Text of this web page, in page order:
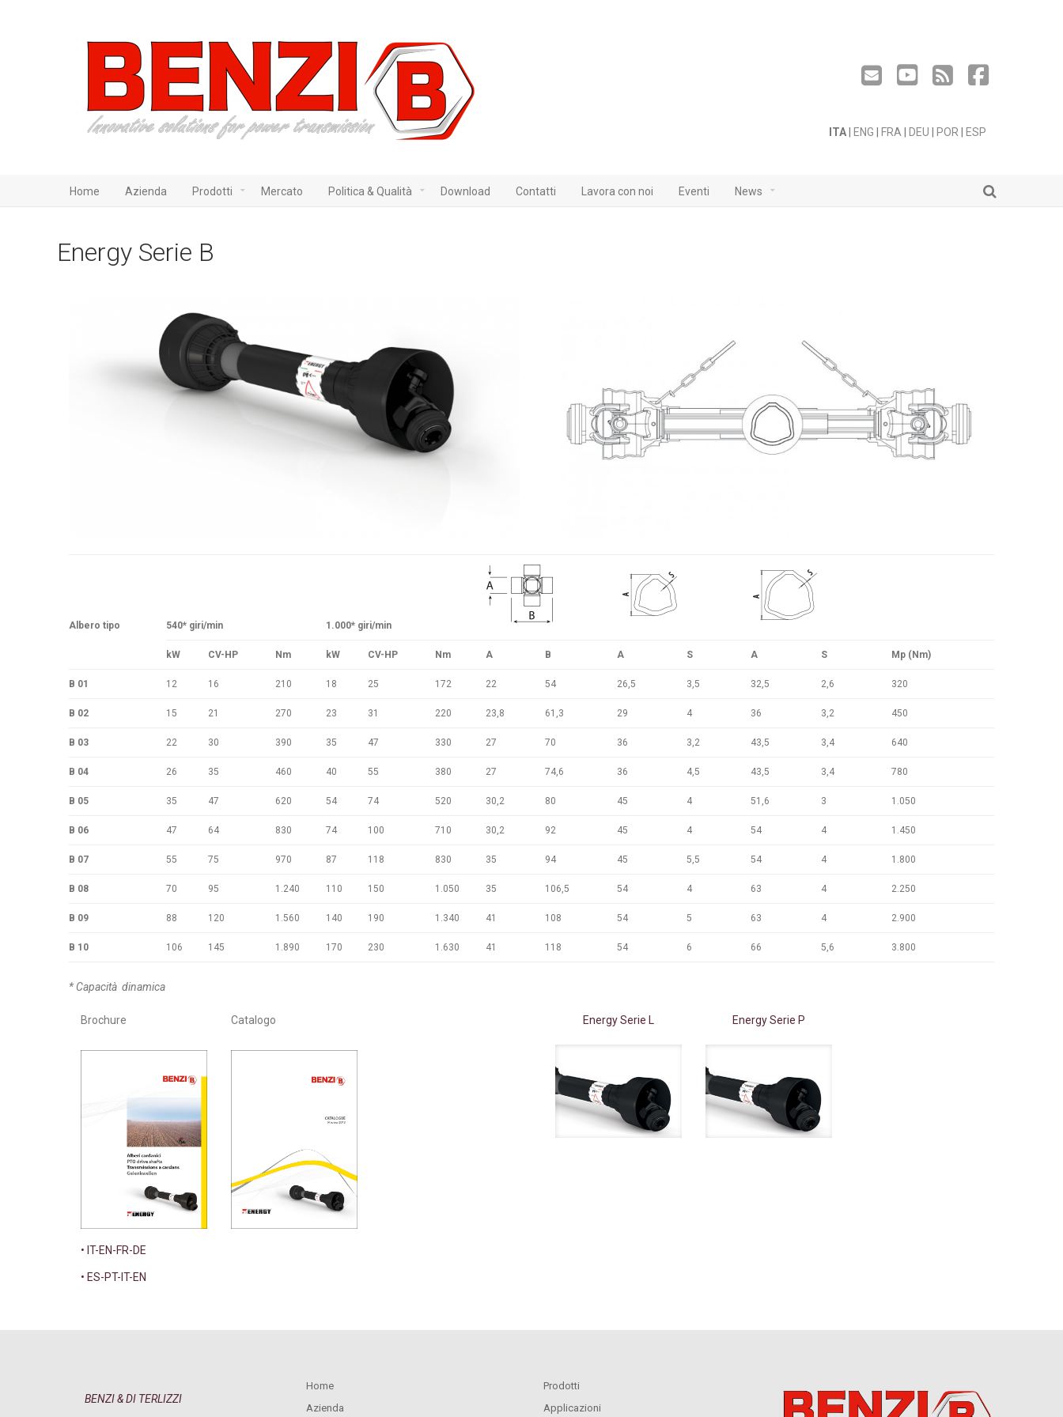
ITA ENG FRA DEU POR ESP
Home Azienda Prodotti Mercato Politica & Qualità Download Contatti Lavora con noi Eventi News
Energy Serie B
Albero tipo 540* giri/min 1.000* giri/min
kW CV-HP Nm kW CV-HP Nm A B A S A S Mp (Nm)
B 01 12 16 210 18 25 172 22 54 26,5 3,5 32,5 2,6 320
B 02 15 21 270 23 31 220 23,8 61,3 29 4 36 3,2 450
B 03 22 30 390 35 47 330 27 70 36 3,2 43,5 3,4 640
B 04 26 35 460 40 55 380 27 74,6 36 4,5 43,5 3,4 780
B 05 35 47 620 54 74 520 30,2 80 45 4 51,6 3 1.050
B 06 47 64 830 74 100 710 30,2 92 45 4 54 4 1.450
B 07 55 75 970 87 118 830 35 94 45 5,5 54 4 1.800
B 08 70 95 1.240 110 150 1.050 35 106,5 54 4 63 4 2.250
B 09 88 120 1.560 140 190 1.340 41 108 54 5 63 4 2.900
B 10 106 145 1.890 170 230 1.630 41 118 54 6 66 5,6 3.800
* Capacità dinamica
Brochure
• IT-EN-FR-DE
• ES-PT-IT-EN
Catalogo Energy Serie L Energy Serie P
BENZI & DI TERLIZZI
Home
Azienda
Prodotti
Applicazioni